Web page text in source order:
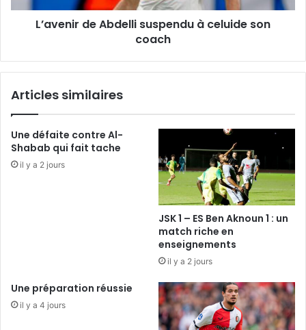
L’avenir de Abdelli suspendu à celuide son
coach
Articles similaires
Une défaite contre Al-
Shabab qui fait tache
il y a 2 jours
JSK 1 – ES Ben Aknoun 1 : un
match riche en
enseignements
il y a 2 jours
Une préparation réussie
il y a 4 jours